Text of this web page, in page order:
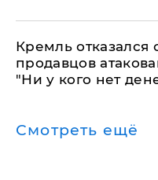
Кремль отказался
продавцов
"Ни у кого нет
Смотреть ещё